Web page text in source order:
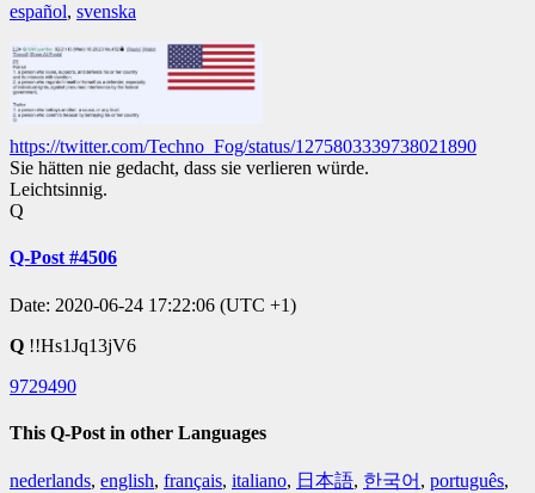
español, svenska
https://twitter.com/Techno_Fog/status/1275803339738021890
Sie hätten nie gedacht, dass sie verlieren würde.
Leichtsinnig.
Q
Q-Post #4506
Date: 2020-06-24 17:22:06 (UTC +1)
Q !!Hs1Jq13jV6
9729490
This Q-Post in other Languages
nederlands, english, français, italiano, 日本語, 한국어 , português,